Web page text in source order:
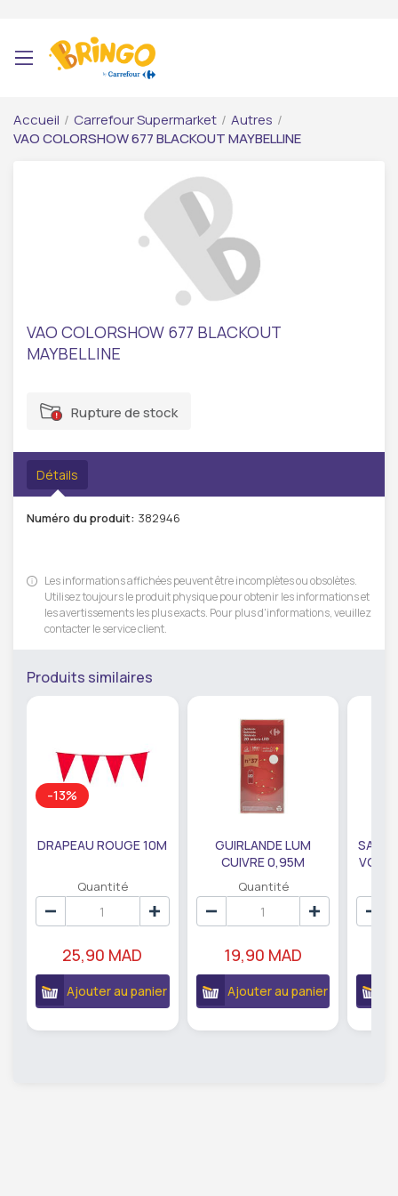
Accueil / Carrefour Supermarket / Autres /
VAO COLORSHOW 677 BLACKOUT MAYBELLINE
VAO COLORSHOW 677 BLACKOUT
MAYBELLINE
Rupture de stock
Détails
Numéro du produit: 382946
Les informations affichées peuvent être incomplètes ou obsolètes.
Utilisez toujours le produit physique pour obtenir les informations et
les avertissements les plus exacts. Pour plus d'informations, veuillez
contacter le service client.
Produits similaires
-13%
DRAPEAU ROUGE 10M
Quantité
25,90 MAD
Ajouter au panier
GUIRLANDE LUM
CUIVRE 0,95M
DE79207
Quantité
19,90 MAD
Ajouter au panier